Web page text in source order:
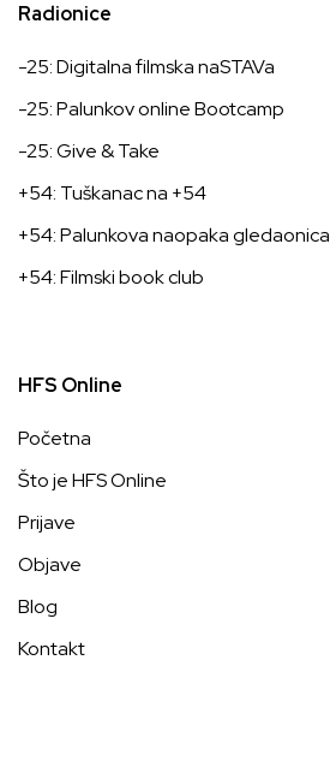
Radionice
-25: Digitalna filmska naSTAVa
-25: Palunkov online Bootcamp
-25: Give & Take
+54: Tuškanac na +54
+54: Palunkova naopaka gledaonica
+54: Filmski book club
HFS Online
Početna
Što je HFS Online
Prijave
Objave
Blog
Kontakt